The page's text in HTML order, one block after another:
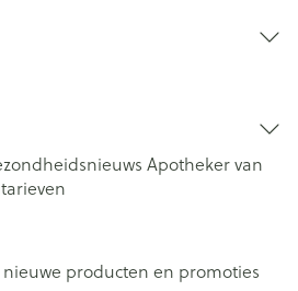
Apotheker van
producten en promoties